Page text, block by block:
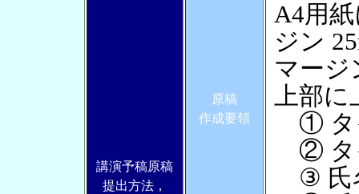
講演予稿原稿
提出方法，
原稿
作成要領
A4用
ジン
マージ
上部に
① タ
② タ
③ 氏